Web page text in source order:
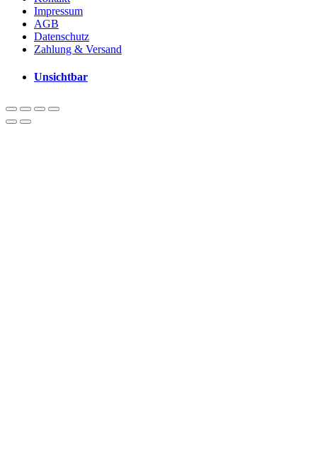
Impressum
AGB
Datenschutz
Zahlung & Versand
Unsichtbar